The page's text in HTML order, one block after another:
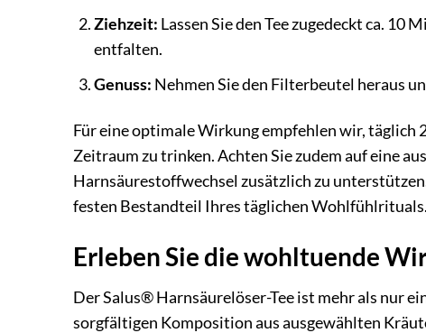
Ziehzeit: Lassen Sie den Tee zugedeckt ca.
entfalten.
Genuss: Nehmen Sie den Filterbeutel heraus
Für eine optimale Wirkung empfehlen wir, täglich
Zeitraum zu trinken. Achten Sie zudem auf eine
Harnsäurestoffwechsel zusätzlich zu
festen Bestandteil Ihres täglichen Wohlfühlrituals.
Erleben Sie die wohltuende
Der Salus® Harnsäurelöser-Tee ist mehr als nur
sorgfältigen Komposition aus ausgewählten